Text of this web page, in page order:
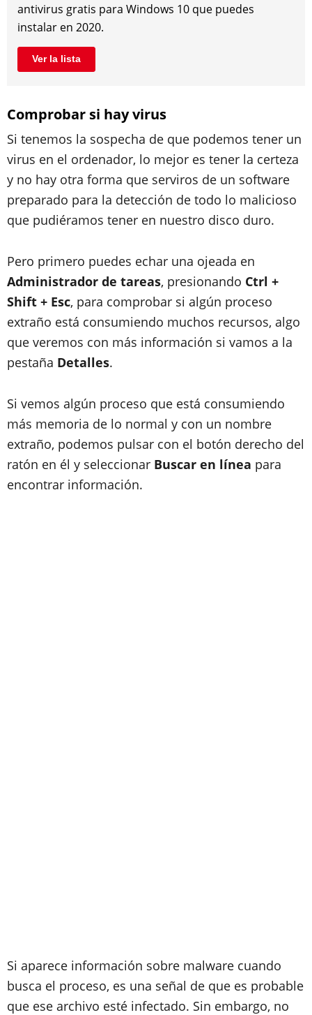
antivirus gratis para Windows 10 que puedes
instalar en 2020.
Ver la lista
Comprobar si hay virus
Si tenemos la sospecha de que podemos tener un
virus en el ordenador, lo mejor es tener la certeza
y no hay otra forma que serviros de un software
preparado para la detección de todo lo malicioso
que pudiéramos tener en nuestro disco duro.
Pero primero puedes echar una ojeada en
Administrador de tareas, presionando Ctrl +
Shift + Esc, para comprobar si algún proceso
extraño está consumiendo muchos recursos, algo
que veremos con más información si vamos a la
pestaña Detalles.
Si vemos algún proceso que está consumiendo
más memoria de lo normal y con un nombre
extraño, podemos pulsar con el botón derecho del
ratón en él y seleccionar Buscar en línea para
encontrar información.
Si aparece información sobre malware cuando
busca el proceso, es una señal de que es probable
que ese archivo esté infectado. Sin embargo, no